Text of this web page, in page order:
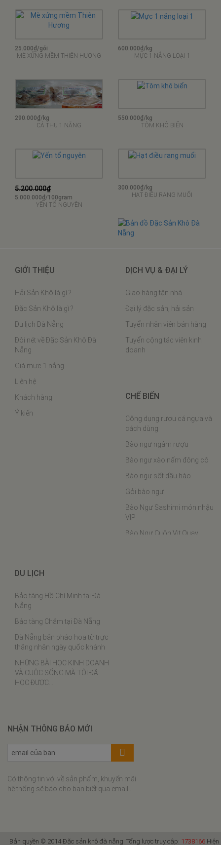
25.000₫/gói
MÈ XỬNG MỀM THIÊN HƯƠNG
600.000₫/kg
MỰC 1 NẮNG LOẠI 1
290.000₫/kg
CÁ THU 1 NẮNG
550.000₫/kg
TÔM KHÔ BIỂN
5.200.000₫
5.000.000₫/100gram
YẾN TỔ NGUYÊN
300.000₫/kg
HẠT ĐIỀU RANG MUỐI
GIỚI THIỆU
Hải Sản Khô là gì ?
Đặc Sản Khô là gì ?
Du lịch Đà Nẵng
Đôi nét về Đặc Sản Khô Đà
Nẵng
Giá mực 1 nắng
Liên hệ
Khách hàng
Ý kiến
DỊCH VỤ & ĐẠI LÝ
Giao hàng tận nhà
Đại lý đặc sản, hải sản
Tuyển nhân viên bán hàng
Tuyển cộng tác viên kinh
doanh
CHẾ BIẾN
Công dụng rượu cá ngựa và
cách dùng
Bào ngư ngâm rượu
Bào ngư xào nấm đông cô
Bào ngư sốt dầu hào
Gỏi bào ngư
Bào Ngư Sashimi món nhậu
VIP
Bào Ngư Cuộn Vịt Quay
Gà rim hạt điều tôm khô
DU LỊCH
Bảo tàng Hồ Chí Minh tại Đà
Nẵng
Bảo tàng Chăm tại Đà Nẵng
Đà Nẵng bắn pháo hoa từ trực
thăng nhân ngày quốc khánh
NHỮNG BÀI HỌC KINH DOANH
VÀ CUỘC SỐNG MÀ TÔI ĐÃ
HỌC ĐƯỢC…
NHẬN THÔNG BÁO MỚI
Có thông tin với về sản phẩm, khuyến mãi
hệ thống sẽ báo cho bạn biết qua email...
Bản quyền © 2014 Đặc sản khô đà nẵng. Tổng lược truy cập: 1738166 Hiện